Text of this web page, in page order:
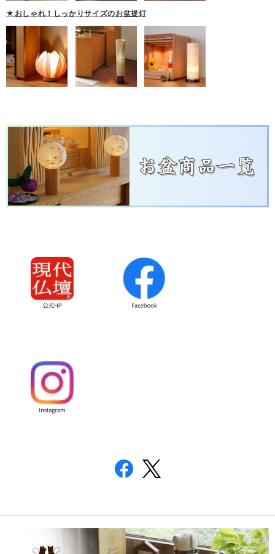
★おしゃれ！しっかりサイズのお盆提灯